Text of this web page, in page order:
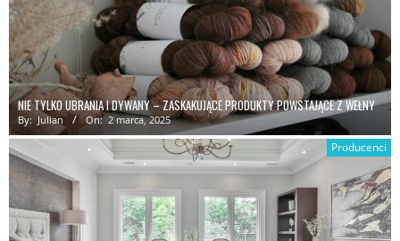
NIE TYLKO UBRANIA I DYWANY – ZASKAKUJĄCE PRODUKTY POWSTAJĄCE Z WEŁNY
By: Julian On: 2 marca, 2025
Producenci